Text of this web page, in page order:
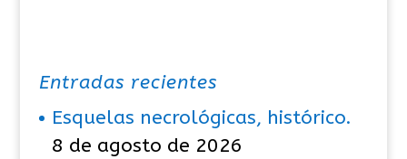
Entradas recientes
Esquelas necrológicas, histórico.
8 de agosto de 2026